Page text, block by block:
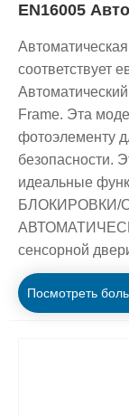
EN16005
соответствует
Frame. Эта
фотоэлементу
безопасности.
идеальные
БЛОКИРОВКИ/
сенсорной
Посмотреть